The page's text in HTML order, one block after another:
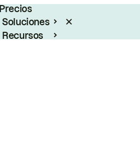
Precios
Soluciones
Recursos